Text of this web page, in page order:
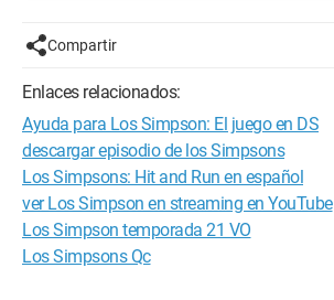
Compartir
Enlaces relacionados:
Ayuda para Los Simpson: El juego en DS
descargar episodio de los Simpsons
Los Simpsons: Hit and Run en español
ver Los Simpson en streaming en YouTube
Los Simpson temporada 21 VO
Los Simpsons Qc